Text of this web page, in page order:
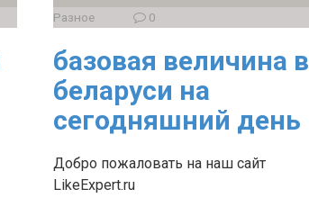
Разное 0
базовая величина в
беларуси на
сегодняшний день
Добро пожаловать на наш сайт
LikeExpert.ru